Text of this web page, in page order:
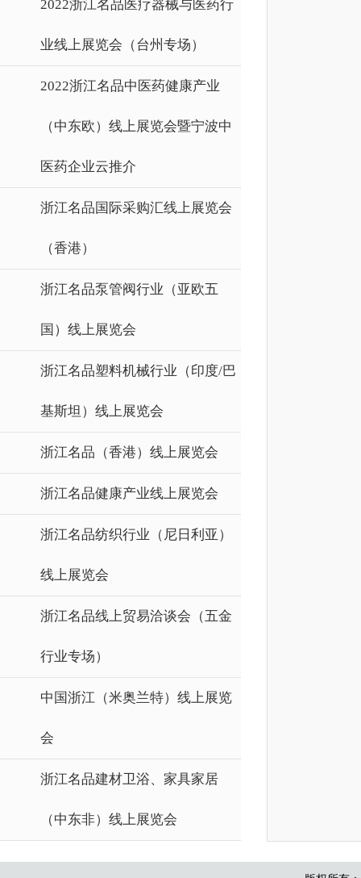
2022浙江名品医疗器械与医药行
业线上展览会（台州专场）
2022浙江名品中医药健康产业
（中东欧）线上展览会暨宁波中
医药企业云推介
浙江名品国际采购汇线上展览会
（香港）
浙江名品泵管阀行业（亚欧五
国）线上展览会
浙江名品塑料机械行业（印度/巴
基斯坦）线上展览会
浙江名品（香港）线上展览会
浙江名品健康产业线上展览会
浙江名品纺织行业（尼日利亚）
线上展览会
浙江名品线上贸易洽谈会（五金
行业专场）
中国浙江（米奥兰特）线上展览
会
浙江名品建材卫浴、家具家居
（中东非）线上展览会